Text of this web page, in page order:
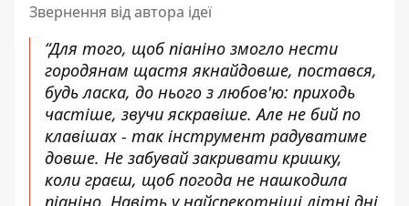
Звернення від автора ідеї
“Для того, щоб піаніно змогло нести
городянам щастя якнайдовше, постався,
будь ласка, до нього з любов'ю: приходь
частіше, звучи яскравіше. Але не бий по
клавішах - так інструмент радуватиме
довше. Не забувай закривати кришку,
коли граєш, щоб погода не нашкодила
піаніно. Навіть у найспекотніші літні дні